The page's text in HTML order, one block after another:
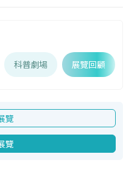
科普劇場 展覽回顧
覽
覽